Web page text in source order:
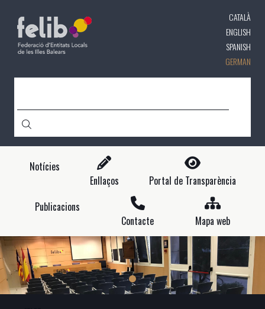
CATALÀ
ENGLISH
SPANISH
GERMAN
Notícies
Enllaços
Portal de Transparència
Publicacions
Contacte
Mapa web